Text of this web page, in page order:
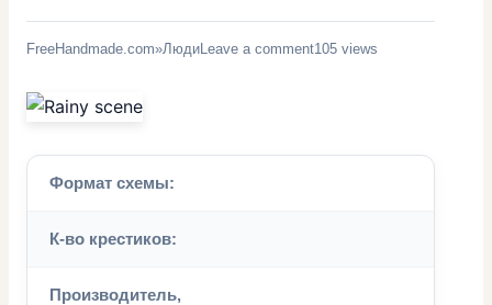
FreeHandmade.com»ЛюдиLeave a comment105 views
Формат схемы:
К-во крестиков:
Производитель,